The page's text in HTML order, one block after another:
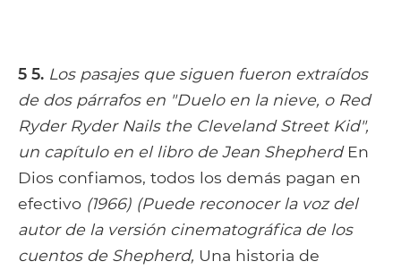
5 5. Los pasajes que siguen fueron extraídos
de dos párrafos en "Duelo en la nieve, o Red
Ryder Ryder Nails the Cleveland Street Kid",
un capítulo en el libro de Jean Shepherd En
Dios confiamos, todos los demás pagan en
efectivo (1966) (Puede reconocer la voz del
autor de la versión cinematográfica de los
cuentos de Shepherd, Una historia de